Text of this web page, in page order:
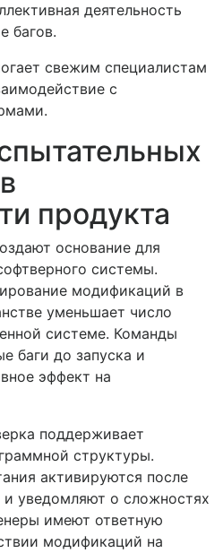
деятельность
багов.
свежим специалистам
с
продукта
основание для
системы.
модификаций в
уменьшает число
системе. Команды
баги до запуска и
эффект на
поддерживает
структуры.
активируются после
уведомляют о сложностях
имеют ответную
модификаций на